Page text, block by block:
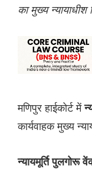
का मुख्य
मणिपुर हाईकोर्ट में
कार्यवाहक मुख्य
न्यायमूर्ति पुलगोरू